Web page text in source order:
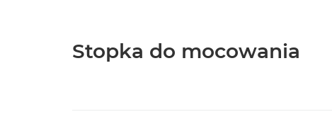
Stopka do mocowania